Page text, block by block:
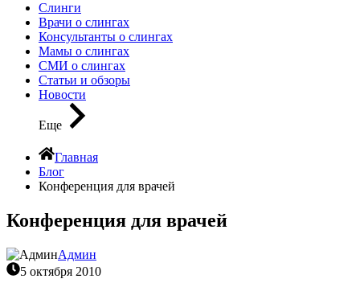
Слинги
Врачи о слингах
Консультанты о слингах
Мамы о слингах
СМИ о слингах
Статьи и обзоры
Новости
Еще
Главная
Блог
Конференция для врачей
Конференция для врачей
Админ
5 октября 2010